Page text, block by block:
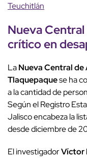
Teuchitlán
Nueva
crítico en
LaNueva Central de
Tlaquepaquese ha
a la cantidad de
Según el Registro
Jalisco encabeza la
desde diciembre de
El investigadorVíctor